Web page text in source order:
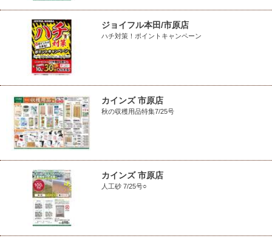
ジョイフル本田/市原店
ハチ対策！ポイントキャンペーン
カインズ 市原店
秋の収穫用品特集7/25号
カインズ 市原店
人工砂 7/25号○